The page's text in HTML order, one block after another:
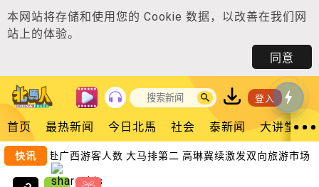
本网站将存储和使用您的 Cookie 数据，以改善在我们网
站上的体验。
同意
登入
首页 最热新闻 今日北馬 社会 泰新闻 大讲堂
快讯赴广西游客人数 大马排第二 高琳冀续激发双向旅游市场